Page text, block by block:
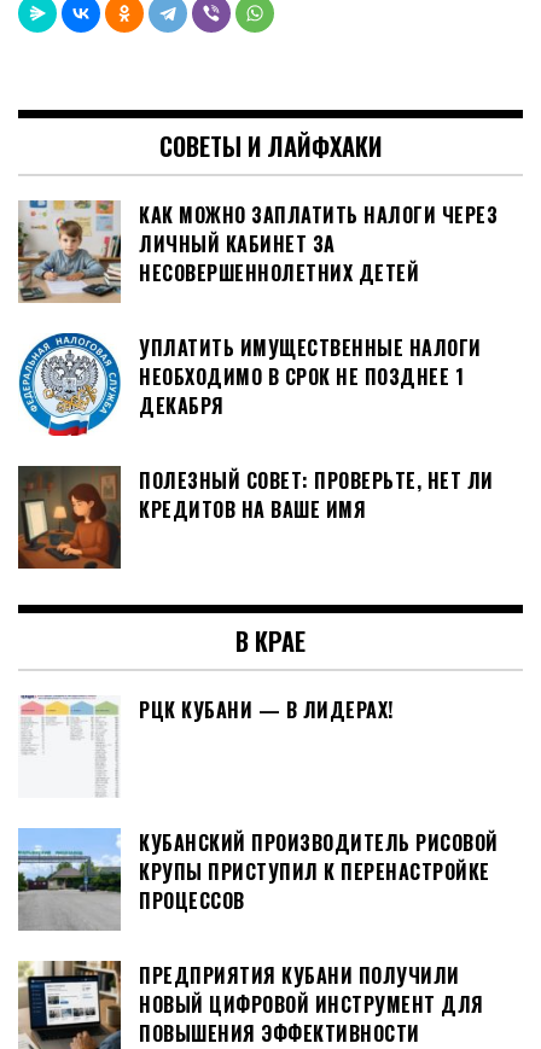
СОВЕТЫ И ЛАЙФХАКИ
КАК МОЖНО ЗАПЛАТИТЬ НАЛОГИ ЧЕРЕЗ
ЛИЧНЫЙ КАБИНЕТ ЗА
НЕСОВЕРШЕННОЛЕТНИХ ДЕТЕЙ
УПЛАТИТЬ ИМУЩЕСТВЕННЫЕ НАЛОГИ
НЕОБХОДИМО В СРОК НЕ ПОЗДНЕЕ 1
ДЕКАБРЯ
ПОЛЕЗНЫЙ СОВЕТ: ПРОВЕРЬТЕ, НЕТ ЛИ
КРЕДИТОВ НА ВАШЕ ИМЯ
В КРАЕ
РЦК КУБАНИ — В ЛИДЕРАХ!
КУБАНСКИЙ ПРОИЗВОДИТЕЛЬ РИСОВОЙ
КРУПЫ ПРИСТУПИЛ К ПЕРЕНАСТРОЙКЕ
ПРОЦЕССОВ
ПРЕДПРИЯТИЯ КУБАНИ ПОЛУЧИЛИ
НОВЫЙ ЦИФРОВОЙ ИНСТРУМЕНТ ДЛЯ
ПОВЫШЕНИЯ ЭФФЕКТИВНОСТИ